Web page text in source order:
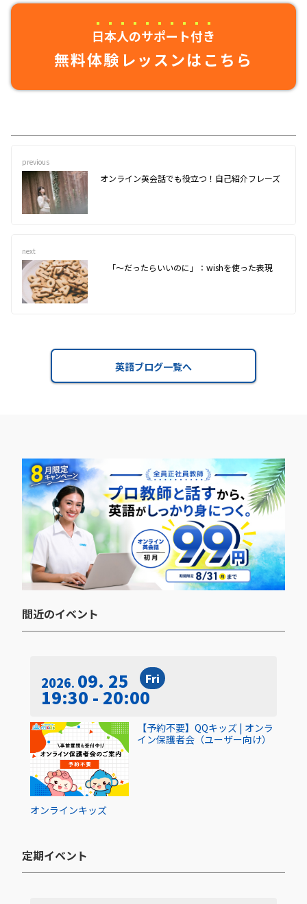
日本人のサポート付き
無料体験レッスンはこちら
previous
オンライン英会話でも役立つ！自己紹介フレーズ
next
「～だったらいいのに」：wishを使った表現
英語ブログ一覧へ
間近のイベント​
2026 09. 25 Fri
19:30 - 20:00
オンラインキッズ
【予約不要】QQキッズ | オンラ
イン保護者会（ユーザー向け）
定期イベント​